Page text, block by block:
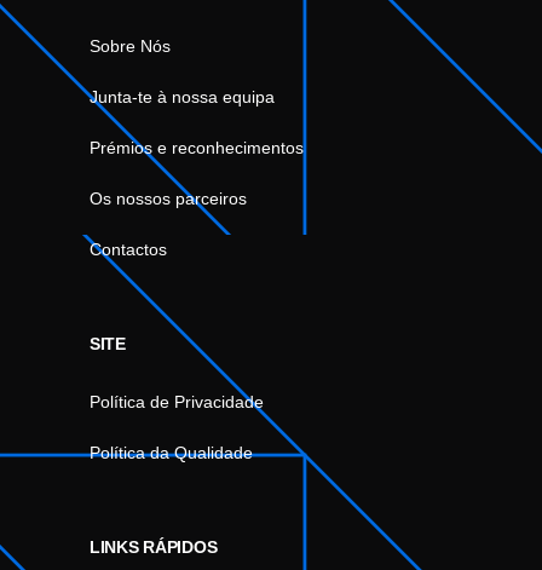
Sobre Nós
Junta-te à nossa equipa
Prémios e reconhecimentos
Os nossos parceiros
Contactos
SITE
Política de Privacidade
Política da Qualidade
LINKS RÁPIDOS